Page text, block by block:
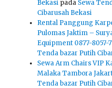
Bekasi pada Sewa
Cibarusah Bekasi
Rental Panggung
Pulomas Jaktim –
Equipment 0877-8057-
Tenda bazar Putih
Sewa Arm Chairs VIP
Malaka Tambora
Tenda bazar Putih